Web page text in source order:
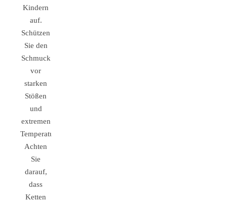
Kindern
auf.
Schützen
Sie den
Schmuck
vor
starken
Stößen
und
extremen
Temperaturen.
Achten
Sie
darauf,
dass
Ketten